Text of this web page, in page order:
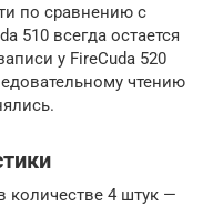
по сравнению с
510 всегда остается
у FireCuda 520
чтению
количестве 4 штук —